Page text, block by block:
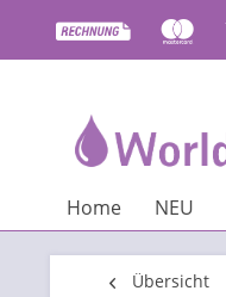
Home NEU
Übersicht